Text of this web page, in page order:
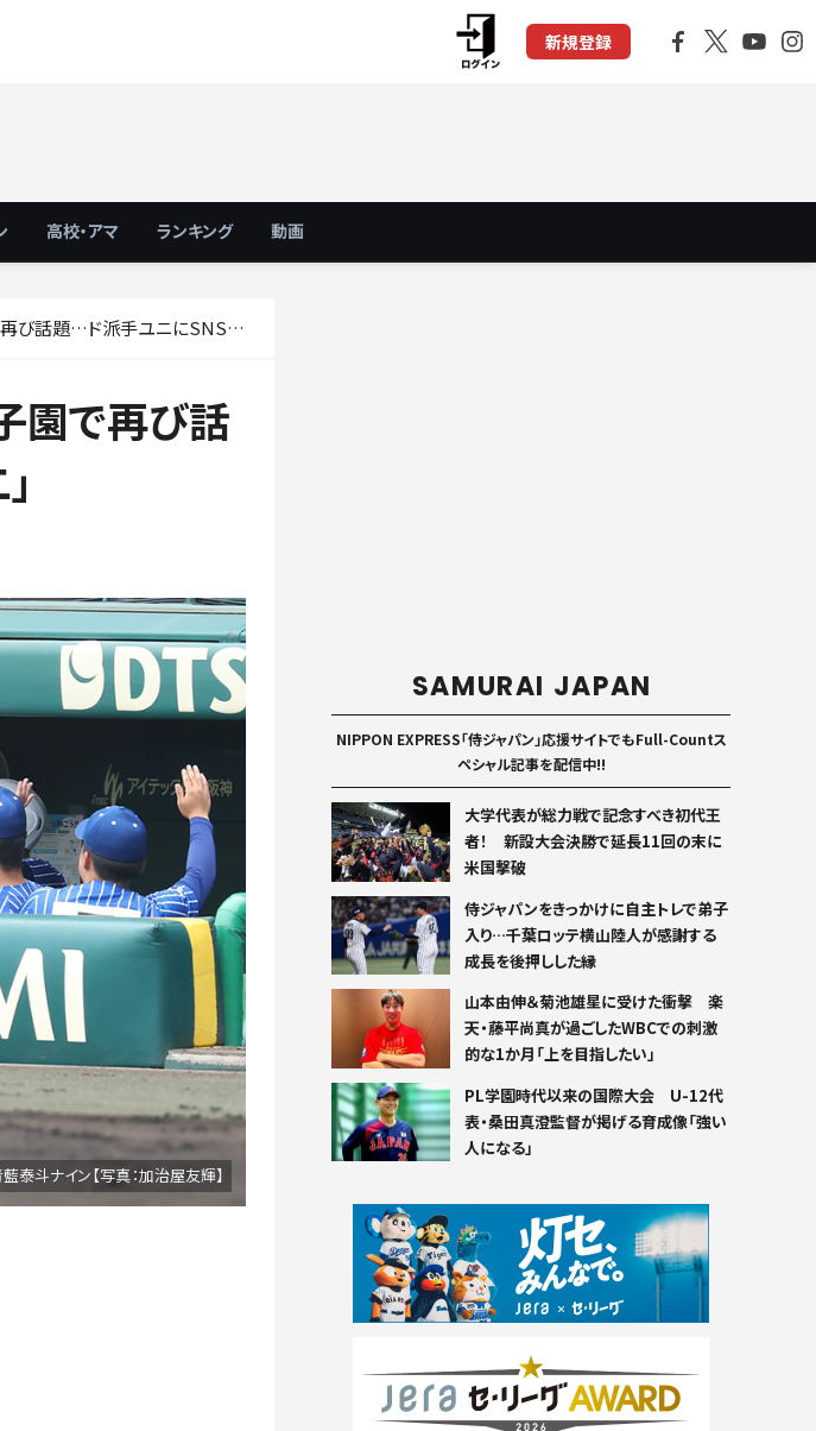
新規登録
高校・アマ ランキング 動画
派手ユニにSNS衝撃「唯一無二」
園で再び話
泰斗ナイン【写真：加治屋友輝】
SAMURAI JAPAN
NIPPON EXPRESS「侍ジャパン」応援サイトでもFull-Countス
ペシャル記事を配信中!!
大学代表が総力戦で記念すべき初代王
者！ 新設大会決勝で延長11回の末に
米国撃破
侍ジャパンをきっかけに自主トレで弟子
入り…千葉ロッテ横山陸人が感謝する
成長を後押しした縁
山本由伸＆菊池雄星に受けた衝撃 楽
天・藤平尚真が過ごしたWBCでの刺激
的な1か月「上を目指したい」
PL学園時代以来の国際大会 U-12代
表・桑田真澄監督が掲げる育成像「強い
人になる」